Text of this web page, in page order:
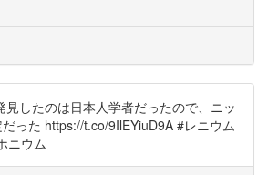
見したのは日本人学者だったので、ニッ
った https://t.co/9IlEYiuD9A #レニウム
ニウム